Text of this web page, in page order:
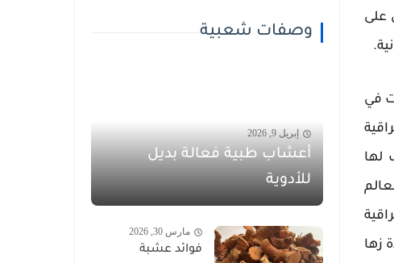
على
في
لها
أبرز نساء العالم
زها
وصفات شعبية
إبريل 9, 2026
أعشاب طبية فعالة بديل
للأدوية
مارس 30, 2026
فوائد عشبة